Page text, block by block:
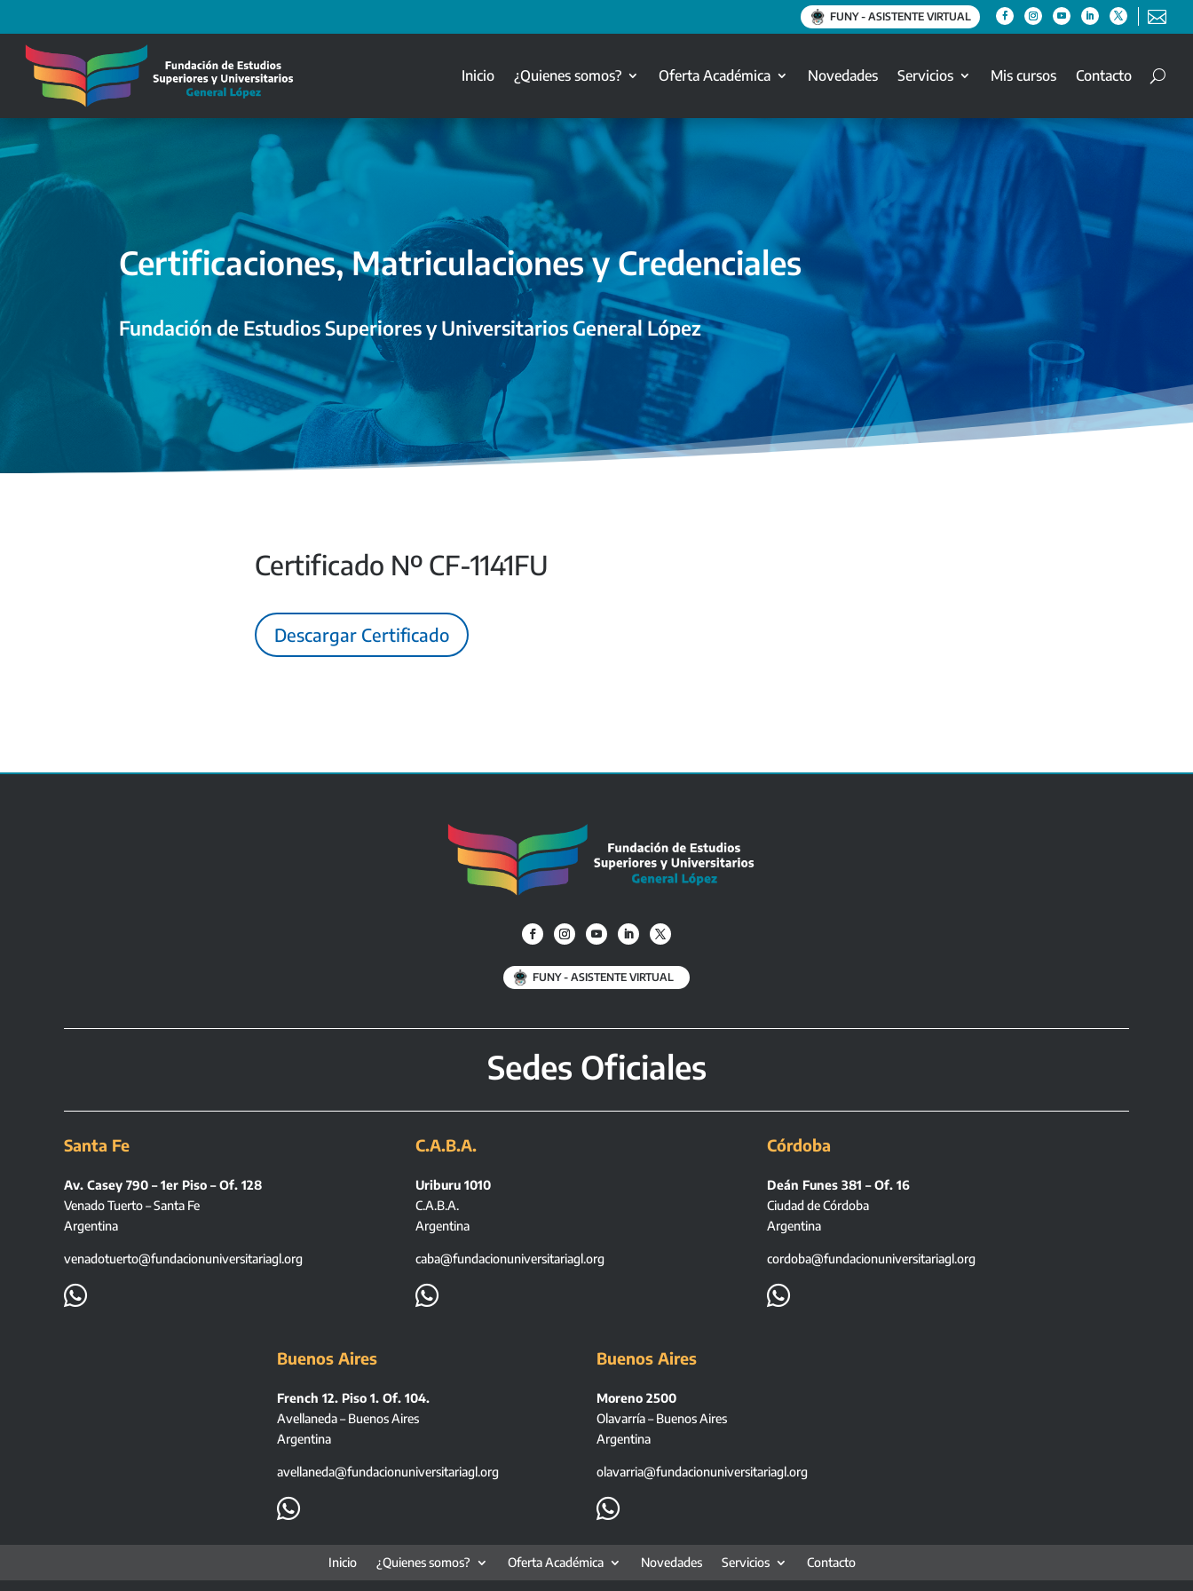
FUNY - ASISTENTE VIRTUAL 
Inicio ¿Quienes somos? Oferta Académica Novedades Servicios Mis cursos Contacto
Certificaciones, Matriculaciones y Credenciales
Fundación de Estudios Superiores y Universitarios General López
Certificado Nº CF-1141FU
Descargar Certificado
FUNY - ASISTENTE VIRTUAL
Sedes Oficiales
Santa Fe
Av. Casey 790 – 1er Piso – Of. 128
Venado Tuerto – Santa Fe
Argentina
venadotuerto@fundacionuniversitariagl.org

C.A.B.A.
Uriburu 1010
C.A.B.A.
Argentina
caba@fundacionuniversitariagl.org

Córdoba
Deán Funes 381 – Of. 16
Ciudad de Córdoba
Argentina
cordoba@fundacionuniversitariagl.org

Buenos Aires
French 12. Piso 1. Of. 104.
Avellaneda – Buenos Aires
Argentina
avellaneda@fundacionuniversitariagl.org

Buenos Aires
Moreno 2500
Olavarría – Buenos Aires
Argentina
olavarria@fundacionuniversitariagl.org

Inicio ¿Quienes somos? Oferta Académica Novedades Servicios Contacto